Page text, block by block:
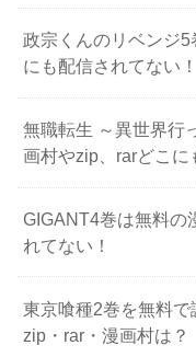
政宗くんのリベンジ5
にも配信されてない！
無職転生 ～異世界行
画村やzip、rarどこに
GIGANT4巻は無料の
れてない！
東京喰種2巻を無料で
zip・rar・漫画村は？